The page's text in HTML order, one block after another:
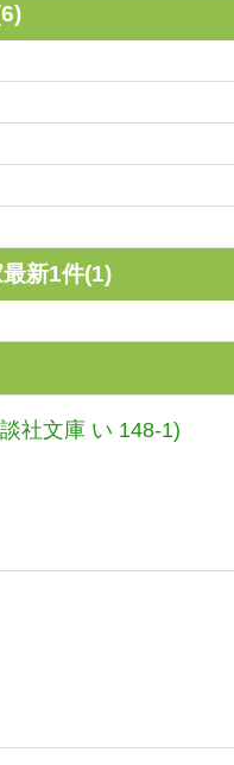
新1件(1)
社文庫 い 148-1)